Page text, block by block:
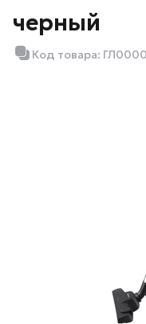
черный
Код товара: